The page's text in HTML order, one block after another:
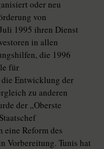
oder neu
von
1995 ihren Dienst
in allen
die 1996
für
Entwicklung der
zu anderen
der „Oberste
eine Reform des
Vorbereitung. Tunis hat